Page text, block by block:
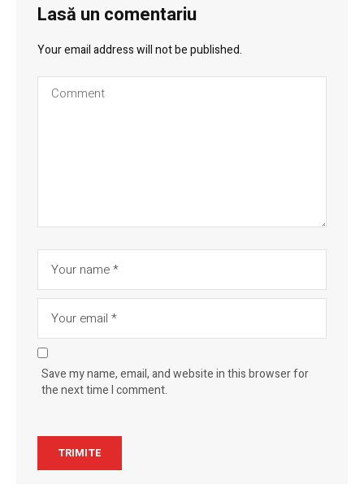
Lasă un comentariu
Your email address will not be published.
Save my name, email, and website in this browser for
the next time I comment.